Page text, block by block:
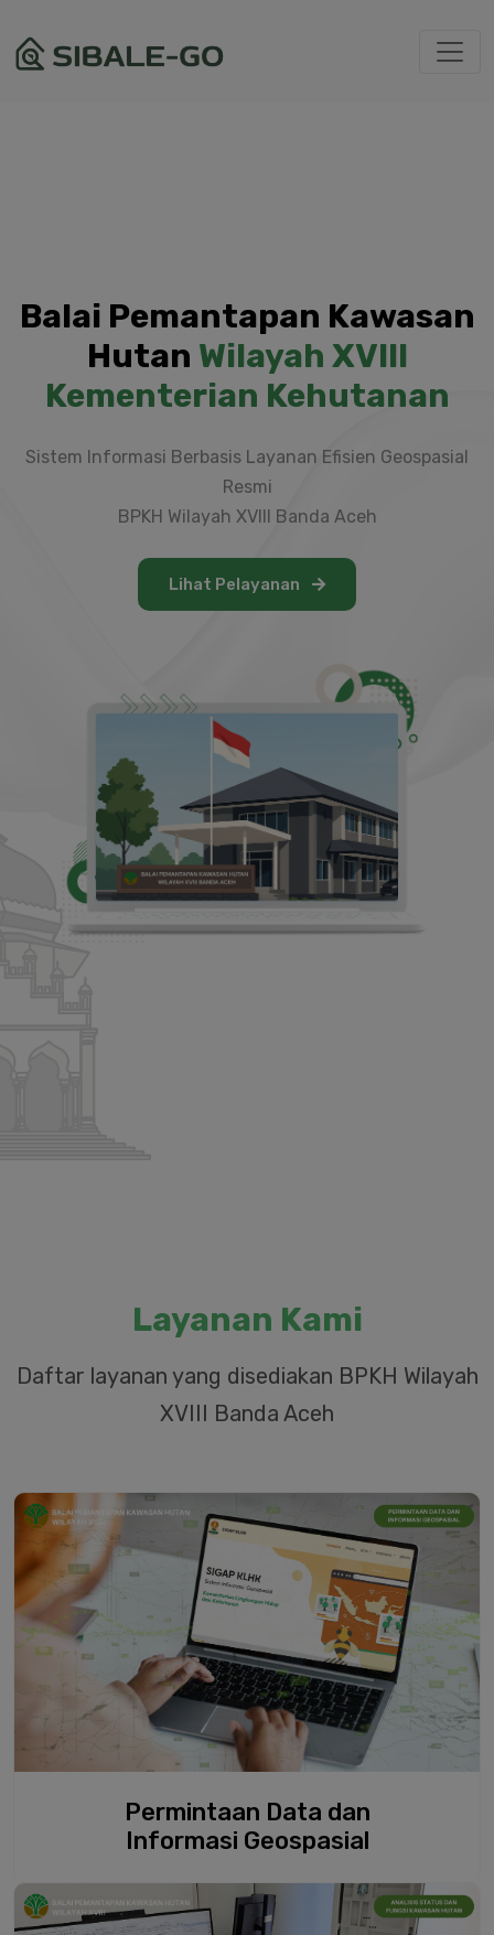
Balai Pemantapan Kawasan
Hutan Wilayah XVIII
Kementerian Kehutanan
Sistem Informasi Berbasis Layanan Efisien Geospasial
Resmi
BPKH Wilayah XVIII Banda Aceh
Lihat Pelayanan
Layanan Kami
Daftar layanan yang disediakan BPKH Wilayah
XVIII Banda Aceh
Permintaan Data dan
Informasi Geospasial